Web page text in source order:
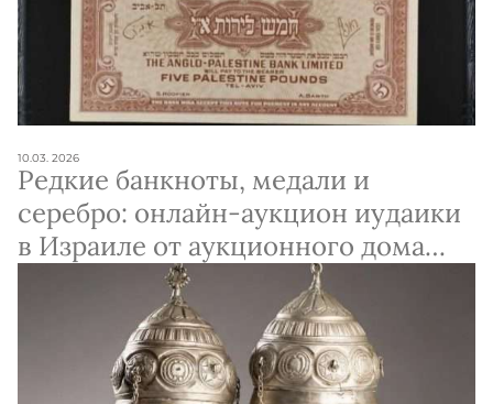
10.03. 2026
Редкие банкноты, медали и
серебро: онлайн-аукцион иудаики
в Израиле от аукционного дома